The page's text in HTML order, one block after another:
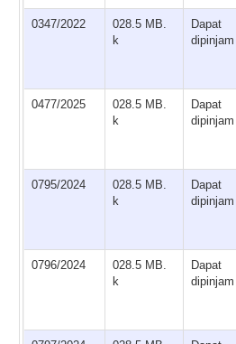
0347/2022
028.5 MB.
k
Dapat
dipinjam
0477/2025
028.5 MB.
k
Dapat
dipinjam
0795/2024
028.5 MB.
k
Dapat
dipinjam
0796/2024
028.5 MB.
k
Dapat
dipinjam